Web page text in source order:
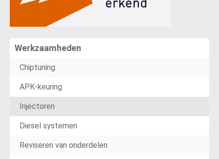
Werkzaamheden
Chiptuning
APK-keuring
Injectoren
Diesel systemen
Reviseren van onderdelen